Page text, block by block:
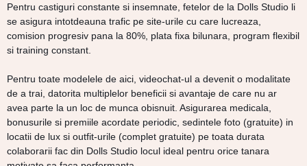
Pentru castiguri constante si insemnate, fetelor de la Dolls Studio li
se asigura intotdeauna trafic pe site-urile cu care lucreaza,
comision progresiv pana la 80%, plata fixa bilunara, program flexibil
si training constant.
Pentru toate modelele de aici, videochat-ul a devenit o modalitate
de a trai, datorita multiplelor beneficii si avantaje de care nu ar
avea parte la un loc de munca obisnuit. Asigurarea medicala,
bonusurile si premiile acordate periodic, sedintele foto (gratuite) in
locatii de lux si outfit-urile (complet gratuite) pe toata durata
colaborarii fac din Dolls Studio locul ideal pentru orice tanara